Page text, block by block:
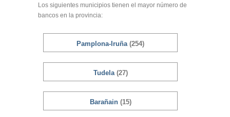
Los siguientes municipios tienen el mayor número de
bancos en la provincia:
Pamplona-Iruña (254)
Tudela (27)
Barañain (15)